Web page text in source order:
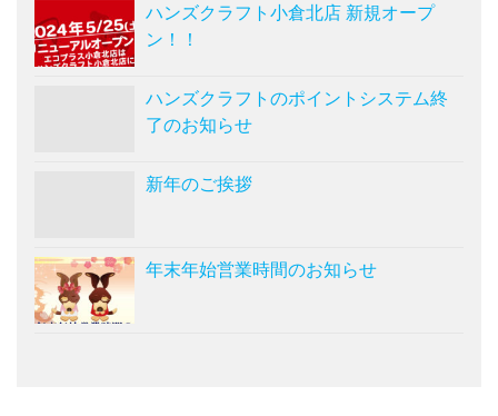
ハンズクラフト小倉北店 新規オープ
ン！！
ハンズクラフトのポイントシステム終
了のお知らせ
新年のご挨拶
年末年始営業時間のお知らせ